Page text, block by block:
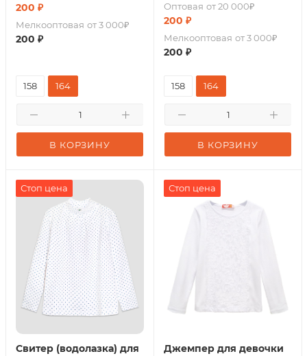
200 ₽
Мелкооптовая от 3 000₽
200 ₽
В КОРЗИНУ
158 164
Оптовая от 20 000₽
200 ₽
Мелкооптовая от 3 000₽
200 ₽
В КОРЗИНУ
158 164
Стоп цена
Свитер (водолазка) для
Стоп цена
Джемпер для девочки